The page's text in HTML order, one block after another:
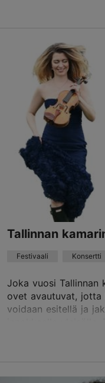
konsertissa
Harjumägi
Komandandi
Keskusta
20.08.2026
Tallinnan
Festivaali Konsertti
Joka vuosi Tallinnan
ovet avautuvat, jotta
voidaan esitellä ja